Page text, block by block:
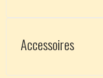
Accessoires